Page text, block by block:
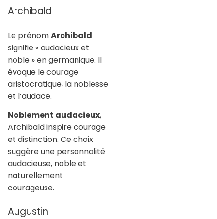
Archibald
Le prénomArchibald
signifie « audacieux et
noble » en germanique. Il
évoque le courage
aristocratique, la noblesse
et l’audace.
Noblement audacieux,
Archibald inspire courage
et distinction. Ce choix
suggère une personnalité
audacieuse, noble et
naturellement
courageuse.
Augustin